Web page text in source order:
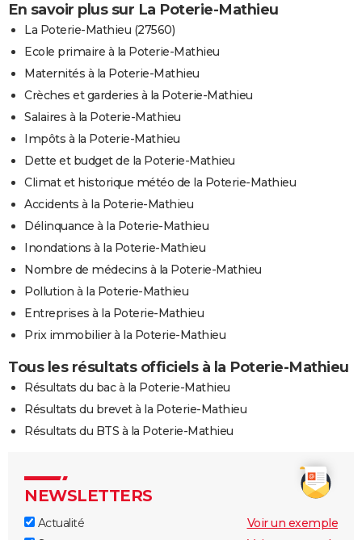
En savoir plus sur La Poterie-Mathieu
La Poterie-Mathieu (27560)
Ecole primaire à la Poterie-Mathieu
Maternités à la Poterie-Mathieu
Crèches et garderies à la Poterie-Mathieu
Salaires à la Poterie-Mathieu
Impôts à la Poterie-Mathieu
Dette et budget de la Poterie-Mathieu
Climat et historique météo de la Poterie-Mathieu
Accidents à la Poterie-Mathieu
Délinquance à la Poterie-Mathieu
Inondations à la Poterie-Mathieu
Nombre de médecins à la Poterie-Mathieu
Pollution à la Poterie-Mathieu
Entreprises à la Poterie-Mathieu
Prix immobilier à la Poterie-Mathieu
Tous les résultats officiels à la Poterie-Mathieu
Résultats du bac à la Poterie-Mathieu
Résultats du brevet à la Poterie-Mathieu
Résultats du BTS à la Poterie-Mathieu
NEWSLETTERS
Actualité
Voir un exemple